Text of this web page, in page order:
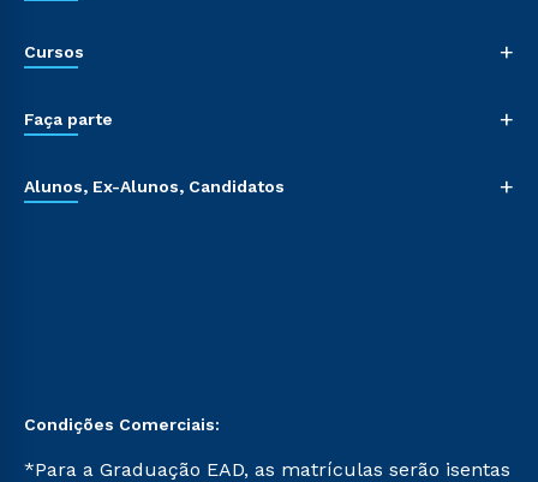
Cursos +
Faça parte +
Alunos, Ex-Alunos, Candidatos +
Condições Comerciais:
*Para a Graduação EAD, as matrículas serão isentas